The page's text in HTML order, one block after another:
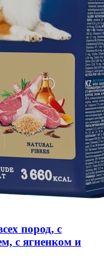
пород, с
с ягненком и